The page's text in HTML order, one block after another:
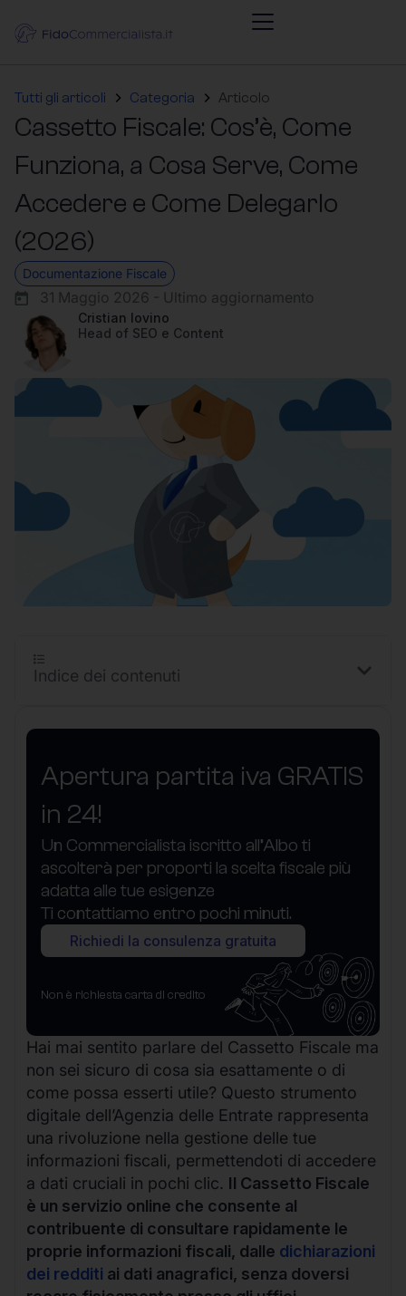
Tutti gli articoli Categoria Articolo
Cassetto Fiscale: Cos’è, Come
Funziona, a Cosa Serve, Come
Accedere e Come Delegarlo
(2026)
Documentazione Fiscale
31 Maggio 2026 - Ultimo aggiornamento
Cristian Iovino
Head of SEO e Content
Apertura partita iva GRATIS
in 24!
Un Commercialista iscritto all’Albo ti
ascolterà per proporti la scelta fiscale più
adatta alle tue esigenze
Ti contattiamo entro pochi minuti.
Richiedi la consulenza gratuita
Non è richiesta carta di credito
Hai mai sentito parlare del Cassetto Fiscale ma
non sei sicuro di cosa sia esattamente o di
come possa esserti utile? Questo strumento
digitale dell’Agenzia delle Entrate rappresenta
una rivoluzione nella gestione delle tue
informazioni fiscali, permettendoti di accedere
a dati cruciali in pochi clic. Il Cassetto Fiscale
è un servizio online che consente al
contribuente di consultare rapidamente le
proprie informazioni fiscali, dalle dichiarazioni
dei redditi ai dati anagrafici, senza doversi
Indice dei contenuti